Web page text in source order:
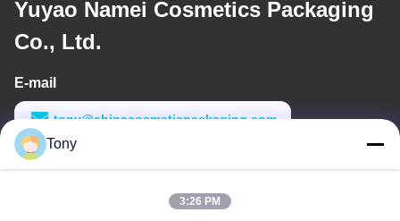
Yuyao Namei Cosmetics Packaging
Co., Ltd.
E-mail
tony@chinacosmeticpackaging.com
Waktu Kerja
Tony
3:26 PM